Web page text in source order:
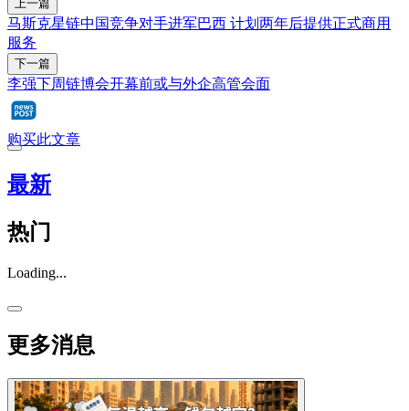
上一篇
马斯克星链中国竞争对手进军巴西 计划两年后提供正式商用
服务
下一篇
李强下周链博会开幕前或与外企高管会面
购买此文章
最新
热门
Loading...
更多消息